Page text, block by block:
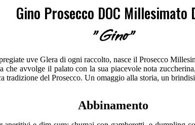
Gino Prosecco DOC Millesimato
"Gino"
uve Glera di ogni raccolto, nasce il Prosecco
che avvolge il palato con la sua piacevole nota
tradizione del Prosecco. Un omaggio alla storia, un
Abbinamento